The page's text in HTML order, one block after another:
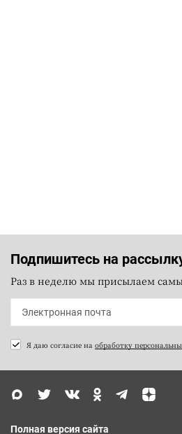
Подпишитесь на
Раз в неделю мы присылаем
Я даю согласие на обработку
Полная версия сайта